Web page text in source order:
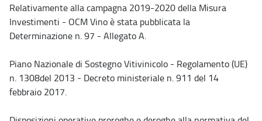
Relativamente alla campagna 2019-2020 della Misura
Investimenti - OCM Vino è stata pubblicata la
Determinazione n. 97 - Allegato A.
Piano Nazionale di Sostegno Vitivinicolo - Regolamento (UE)
n. 1308del 2013 - Decreto ministeriale n. 911 del 14
febbraio 2017.